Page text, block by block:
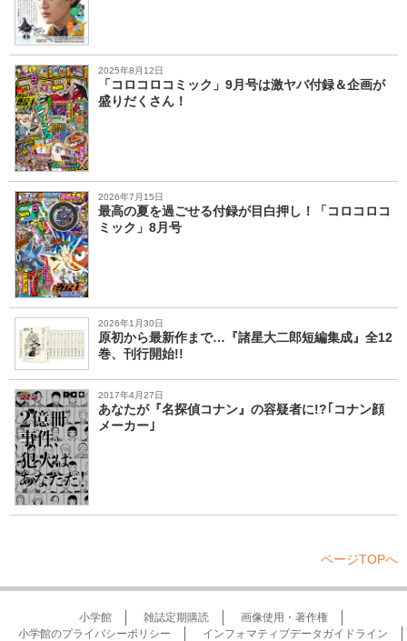
2025年8月12日
「コロコロコミック」9月号は激ヤバ付録＆企画が
盛りだくさん！
2026年7月15日
最高の夏を過ごせる付録が目白押し！「コロコロコ
ミック」8月号
2026年1月30日
原初から最新作まで…『諸星大二郎短編集成』全12
巻、刊行開始!!
2017年4月27日
あなたが『名探偵コナン』の容疑者に!?｢コナン顔
メーカー｣
ページTOPへ
小学館 雑誌定期購読
画像使用・著作権
小学館のプライバシーポリシー
インフォマティブデータガイドライン